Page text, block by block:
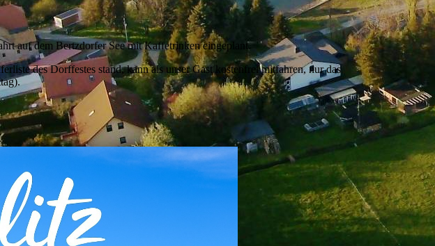
auf dem Bertzdorfer See mit Kaffetrinken eingeplant.
des Dorffestes stand, kann als unser Gast kostenfrei mitfahren, nur das